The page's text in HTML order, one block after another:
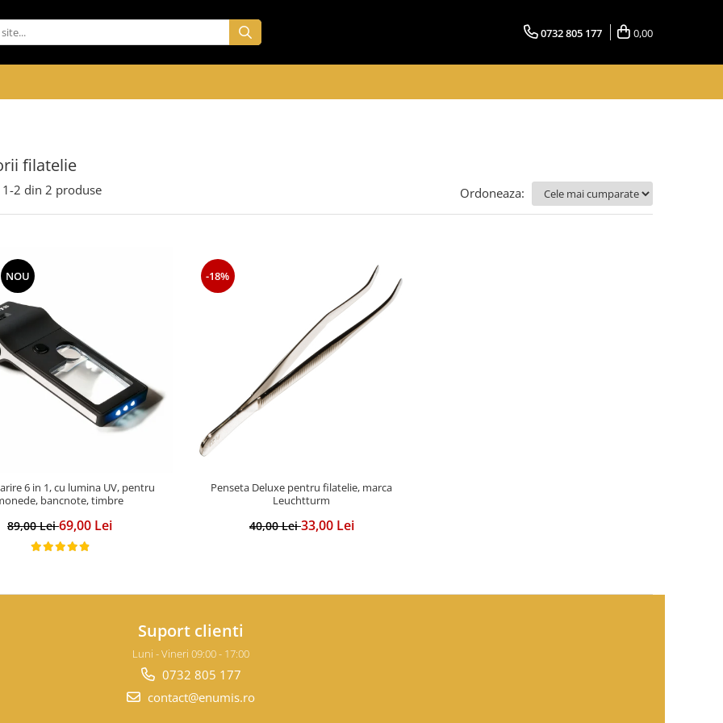
0732 805 177 0,00
filatelie
1-2 din 2 produse Ordoneaza:
NOU
6 in 1, cu lumina UV, pentru
bancnote, timbre
89,00 Lei69,00 Lei
-18%
Penseta Deluxe pentru filatelie, marca
Leuchtturm
40,00 Lei33,00 Lei
Suport clienti
Luni - Vineri 09:00 - 17:00
0732 805 177
contact@enumis.ro